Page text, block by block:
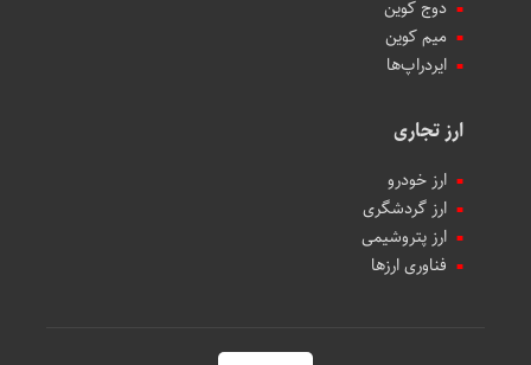
دوج کوین
میم کوین‌
ایردراپ‌ها
ارز تجاری
ارز خودرو
ارز گردشگری
ارز پتروشیمی
فناوری ارزها